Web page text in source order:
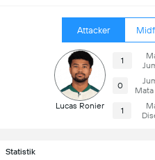
Attacker
Lucas Ronier
1
0
1
Statistik